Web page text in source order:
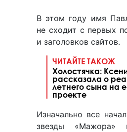
В этом году имя
не сходит с первых
и заголовков сайтов.
ЧИТАЙТЕ ТАКОЖ
Холостячка:
рассказала о
летнего сына на
проекте
Изначально все
звезды «Мажора»